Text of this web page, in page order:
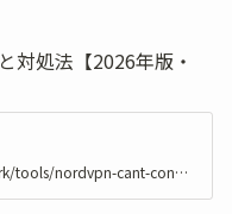
処法【2026年版・
https://adventurous-cat.com/article/work/tools/nordvpn-cant-connect-fix